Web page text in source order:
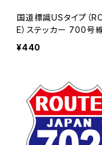
国道標識USタイプ（
E）ステッカー 700号
¥440